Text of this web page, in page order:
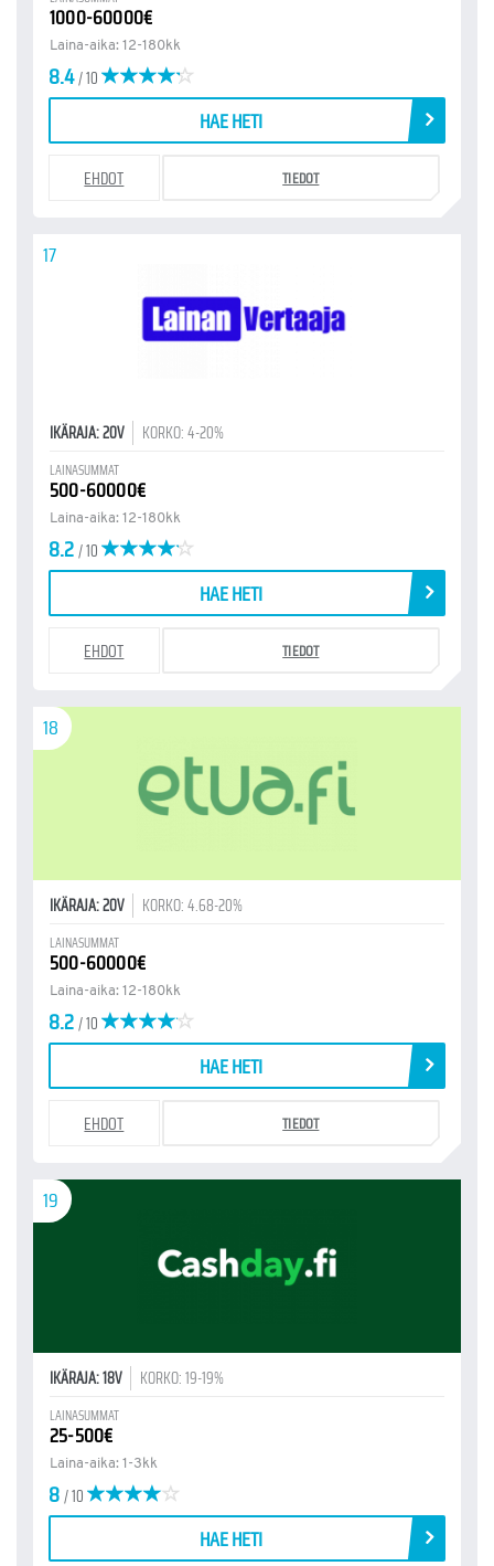
1000-60000€
Laina-aika: 12-180kk
8.4/ 10
HAE HETI
EHDOT TIEDOT
17
IKÄRAJA: 20V KORKO: 4-20%
LAINASUMMAT
500-60000€
Laina-aika: 12-180kk
8.2/ 10
HAE HETI
EHDOT TIEDOT
18
IKÄRAJA: 20V KORKO: 4.68-20%
LAINASUMMAT
500-60000€
Laina-aika: 12-180kk
8.2/ 10
HAE HETI
EHDOT TIEDOT
19
IKÄRAJA: 18V KORKO: 19-19%
LAINASUMMAT
25-500€
Laina-aika: 1-3kk
8/ 10
HAE HETI